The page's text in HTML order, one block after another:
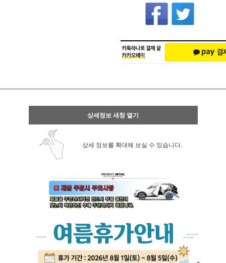
상세정보 새창 열기
상세 정보를 확대해 보실 수 있습니다.